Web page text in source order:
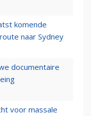
komende
naar Sydney
documentaire
voor massale